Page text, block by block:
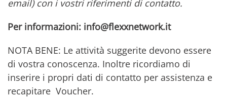
email) con i vostri riferimenti di contatto.
Per informazioni: info@flexxnetwork.it
NOTA BENE: Le attività suggerite devono essere
di vostra conoscenza. Inoltre ricordiamo di
inserire i propri dati di contatto per assistenza e
recapitare Voucher.